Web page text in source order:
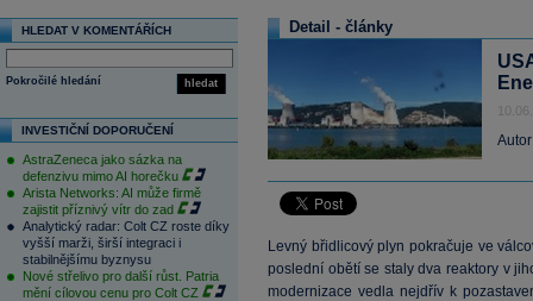
HLEDAT V KOMENTÁŘÍCH
hledat
Pokročilé hledání
INVESTIČNÍ DOPORUČENÍ
AstraZeneca jako sázka na
defenzivu mimo AI horečku
Arista Networks: AI může firmě
zajistit příznivý vítr do zad
Analytický radar: Colt CZ roste díky
vyšší marži, širší integraci i
stabilnějšímu byznysu
Nové střelivo pro další růst. Patria
mění cílovou cenu pro Colt CZ
Detail - články
Levný břidlicový plyn pokračuje ve
poslední obětí se staly dva reaktory v
modernizace vedla nejdřív k